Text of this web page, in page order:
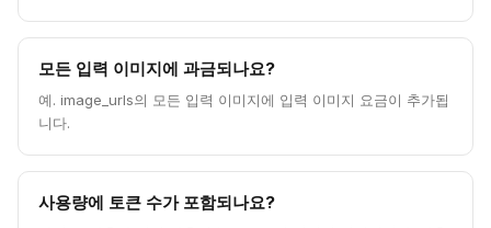
모든 입력 이미지에 과금되나요?
예. image_urls의 모든 입력 이미지에 입력 이미지 요금이 추가됩
니다.
사용량에 토큰 수가 포함되나요?